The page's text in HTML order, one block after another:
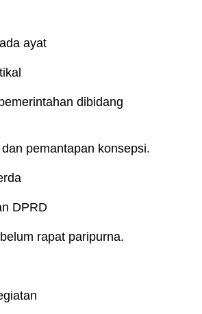
ayat
dibidang
pemantapan konsepsi.
DPRD
rapat paripurna.